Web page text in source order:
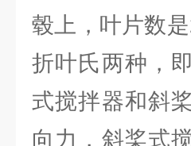
毂上，叶片数
折叶氏两种，
式搅拌器和斜
向力，斜桨式